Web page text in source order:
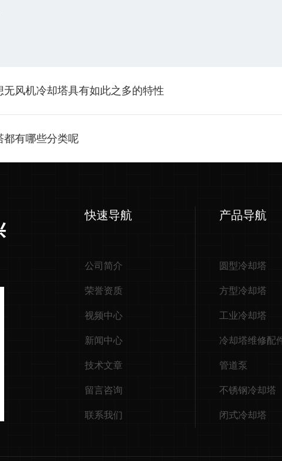
无风机冷却塔具有如此之多的特性
都有哪些分类呢
快速导航
公司简介
荣誉资质
视频中心
新闻中心
技术文章
留言咨询
联系我们
产品导航
圆型冷却塔
方型冷却塔
工业冷却塔
冷却塔维修配
管道泵
不锈钢冷却塔
闭式冷却塔